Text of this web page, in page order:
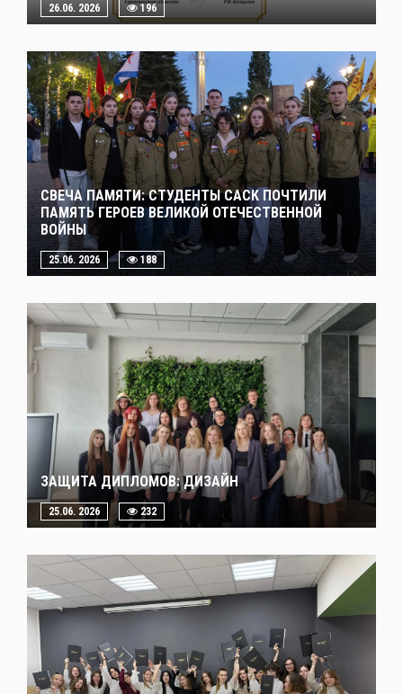
26.06. 2026 196
СВЕЧА ПАМЯТИ: СТУДЕНТЫ САСК ПОЧТИЛИ
ПАМЯТЬ ГЕРОЕВ ВЕЛИКОЙ ОТЕЧЕСТВЕННОЙ
ВОЙНЫ
25.06. 2026 188
ЗАЩИТА ДИПЛОМОВ: ДИЗАЙН
25.06. 2026 232